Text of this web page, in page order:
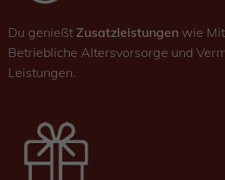
Du genießt Zusatzleistungen wie
Betriebliche Altersvorsorge und
Leistungen.